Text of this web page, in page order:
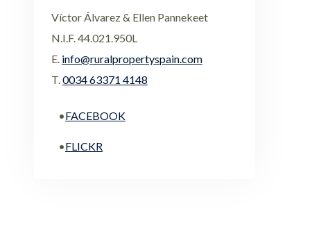
Víctor Álvarez & Ellen Pannekeet
N.I.F. 44.021.950L
E. info@ruralpropertyspain.com
T.0034 63371 4148
•FACEBOOK
•FLICKR